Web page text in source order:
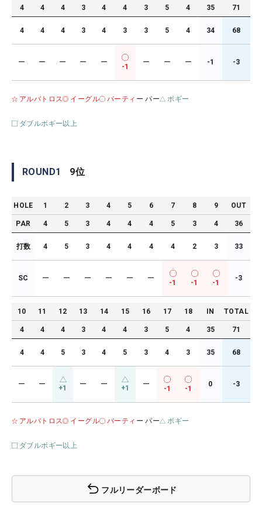
4 4 4 3 4 4 3 5 4 35 71
4 4 4 3 4 3 3 5 4 34 68
ー ー ー ー ー
-1
ー ー ー -1 -3
アルバトロス イーグル バーティ ー パー ボギー
ダブルボギー以上
ROUND1 9位
HOLE 1 2 3 4 5 6 7 8 9 OUT
PAR 4 5 3 4 4 4 5 3 4 36
打数 4 5 3 4 4 4 4 2 3 33
SC ー ー ー ー ー ー
-1 -1 -1
-3
10 11 12 13 14 15 16 17 18 IN TOTAL
4 4 4 3 4 4 3 5 4 35 71
4 4 5 3 4 5 3 4 3 35 68
ー ー +1 ー ー +1 ー
-1 -1
0 -3
アルバトロス イーグル バーティ ー パー ボギー
ダブルボギー以上
フルリーダーボード